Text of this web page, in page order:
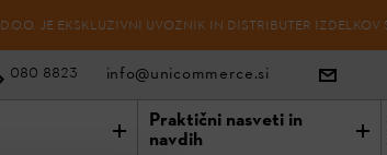
JE EKSKLUZIVNI UVOZNIK IN DISTRIBUTER IZDELKOV
080 8823 info@unicommerce.si
Praktični nasveti in
navdih